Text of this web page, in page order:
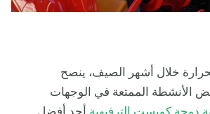
خلال أشهر الصيف، ينصح
الأنشطة الممتعة في الوجهات